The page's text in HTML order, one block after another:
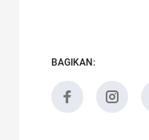
BAGIKAN: